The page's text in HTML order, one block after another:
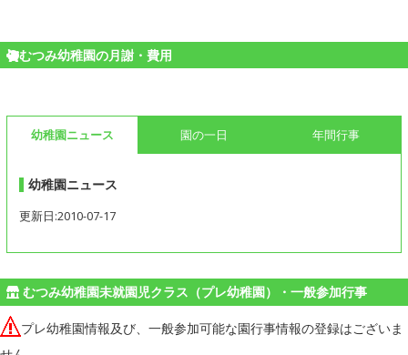
むつみ幼稚園の月謝・費用
幼稚園ニュース 園の一日 年間行事
幼稚園ニュース
更新日:2010-07-17
むつみ幼稚園未就園児クラス（プレ幼稚園）・一般参加行事
プレ幼稚園情報及び、一般参加可能な園行事情報の登録はございま